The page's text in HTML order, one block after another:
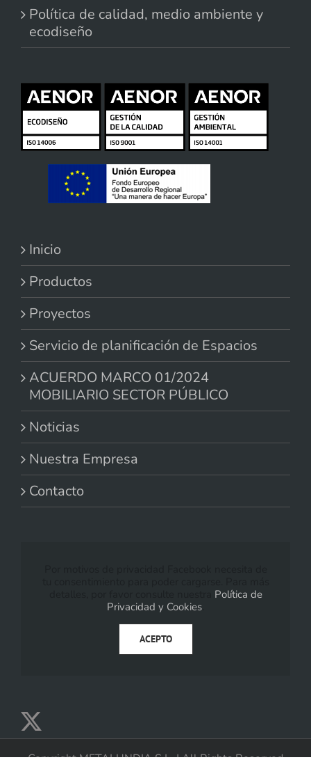
Política de calidad, medio ambiente y
ecodiseño
Inicio
Productos
Proyectos
Servicio de planificación de Espacios
ACUERDO MARCO 01/2024
MOBILIARIO SECTOR PÚBLICO
Noticias
Nuestra Empresa
Contacto
Política de
Privacidad y Cookies
ACEPTO
Copyright METALUNDIA S.L. | All Rights Reserved